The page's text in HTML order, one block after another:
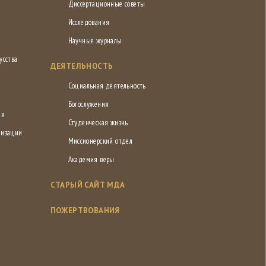
Диссертационные советы
Исследования
Научные журналы
ДЕЯТЕЛЬНОСТЬ
Социальная деятельность
Богослужения
Студенческая жизнь
Миссионерский отдел
Академия веры
СТАРЫЙ САЙТ МДА
ПОЖЕРТВОВАНИЯ